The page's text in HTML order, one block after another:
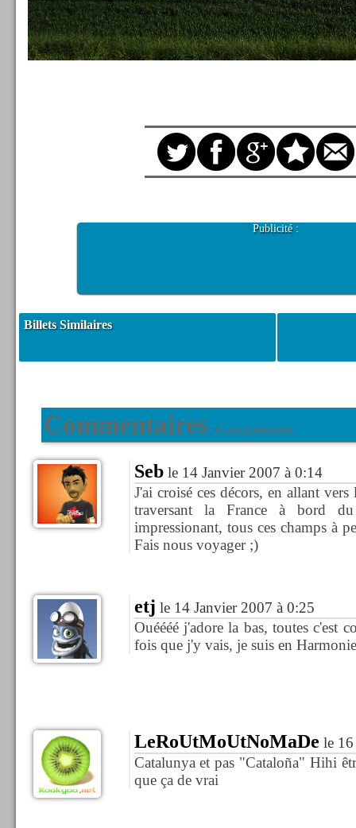
Publicité :
Billets Similaires
Commentaires 4 commentaires
Seble 14 Janvier 2007 à 0:14
J'ai croisé ces décors, en allant
traversant la France à bord
impressionant, tous ces champs à
Fais nous voyager ;)
etj le 14 Janvier 2007 à 0:25
Ouéééé j'adore la bas, toutes c'est
fois que j'y vais, je suis en
LeRoUtMoUtNoMaDe le
Catalunya et pas "Cataloña" Hihi
que ça de vrai